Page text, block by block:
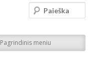
Pagrindinis meniu
Paieška